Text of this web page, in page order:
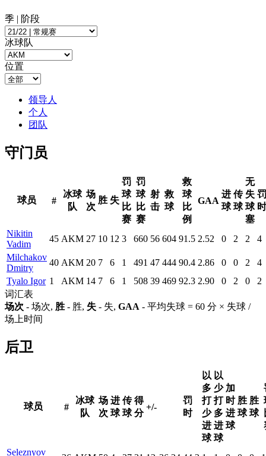
季 | 阶段
冰球队
位置
领导人
个人
团队
守门员
球员 #
冰球
队
场
次
胜 失
罚
球
比
赛
罚
球
比
赛
射
击
救
球
救
球
比
例
GAA
进
球
传
球
无
失
球
塞
罚
时
Nikitin
Vadim
45 AKM 27 10 12 3 660 56 604 91.5 2.52 0 2 2
4
Milchakov
Dmitry
40 AKM 20 7 6 1 491 47 444 90.4 2.86 0 0 2
4
Tyalo Igor 1 AKM 14 7 6 1 508 39 469 92.3 2.90 0 2 0
2
词汇表
场次 - 场次, 胜 - 胜, 失 - 失, GAA - 平均失球 = 60 分 × 失球 /
场上时间
后卫
球员 #
冰球
队
场
次
进
球
传
球
得
分
+/-
罚
时
以
多
打
少
进
球
以
少
打
多
进
球
加
时
进
球
胜
球
胜
球
Seleznyov